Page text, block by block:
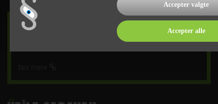
DET SKER
Accepter valgte
Accepter alle